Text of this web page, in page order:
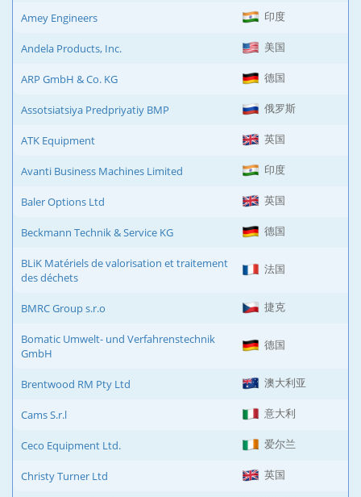
Amey Engineers 印度
Andela Products, Inc. 美国
ARP GmbH & Co. KG 德国
Assotsiatsiya Predpriyatiy BMP 俄罗斯
ATK Equipment 英国
Avanti Business Machines Limited 印度
Baler Options Ltd 英国
Beckmann Technik & Service KG 德国
BLiK Matériels de valorisation et traitement
des déchets
法国
BMRC Group s.r.o 捷克
Bomatic Umwelt- und Verfahrenstechnik
GmbH
德国
Brentwood RM Pty Ltd 澳大利亚
Cams S.r.l 意大利
Ceco Equipment Ltd. 爱尔兰
Christy Turner Ltd 英国